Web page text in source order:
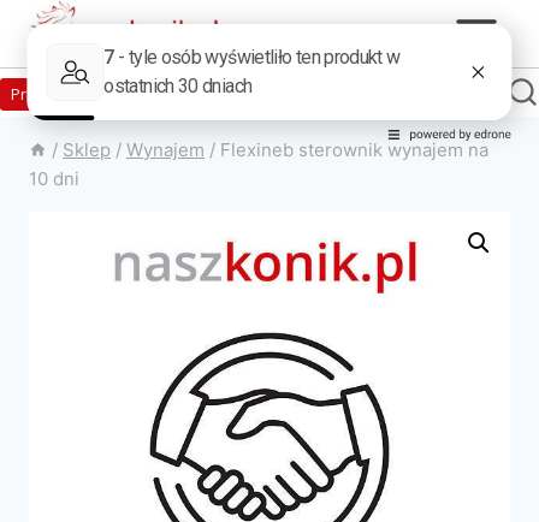
Produkty w sklepie
/ Sklep / Wynajem / Flexineb sterownik wynajem na
10 dni